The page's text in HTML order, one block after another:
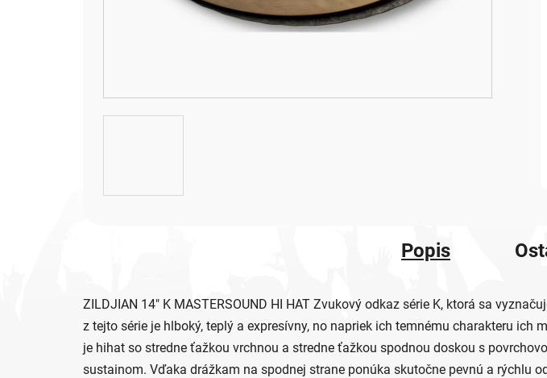
Popis
ZILDJIAN 14" K MASTERSOUND HI HAT Zvukový odkaz série K, ktorá sa
z tejto série je hlboký, teplý a expresívny, no napriek ich temnému charakteru
je hihat so stredne ťažkou vrchnou a stredne ťažkou spodnou doskou s
sustainom. Vďaka drážkam na spodnej strane ponúka skutočne pevnú a rýchlu